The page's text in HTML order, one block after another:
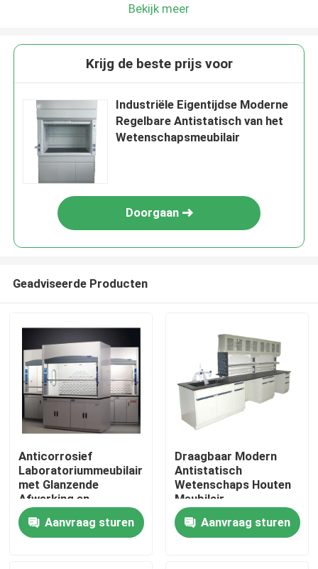
Thuis
Over ons
Bekijk meer
Krijg de beste prijs voor
Industriële Eigentijdse Moderne
Regelbare Antistatisch van het
Wetenschapsmeubilair
Doorgaan
Geadviseerde Producten
Anticorrosief
Laboratoriummeubilair
met Glanzende
Afwerking en
Plankenopslag
Aanvraag sturen
Draagbaar Modern
Antistatisch
Wetenschaps Houten
Meubilair
Aanvraag sturen